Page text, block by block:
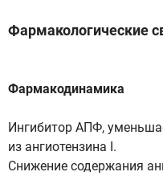
Фармакологические
Фармакодинамика
Ингибитор АПФ,
из ангиотензина I.
Снижение содержания